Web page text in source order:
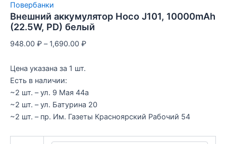
Повербанки
Внешний аккумулятор Hoco J101, 10000mAh
(22.5W, PD) белый
948.00 ₽ – 1,690.00 ₽
Цена указана за 1 шт.
Есть в наличии:
~2 шт. – ул. 9 Мая 44а
~2 шт. – ул. Батурина 20
~2 шт. – пр. Им. Газеты Красноярский Рабочий 54